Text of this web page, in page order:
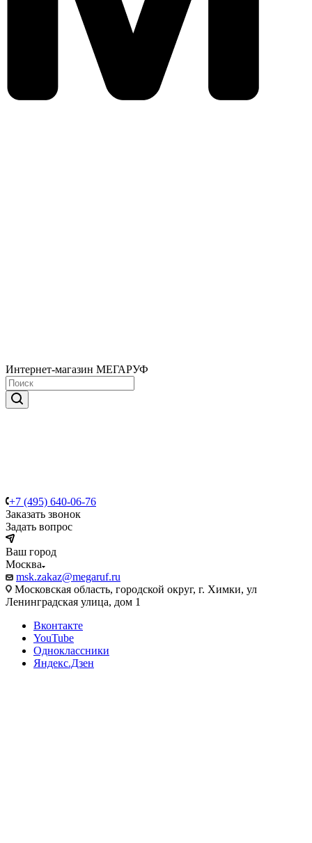
Интернет-магазин МЕГАРУФ
+7 (495) 640-06-76
Заказать звонок
Задать вопрос
Ваш город
Москва
msk.zakaz@megaruf.ru
Московская область, городской округ, г. Химки, ул
Ленинградская улица, дом 1
Вконтакте
YouTube
Одноклассники
Яндекс.Дзен